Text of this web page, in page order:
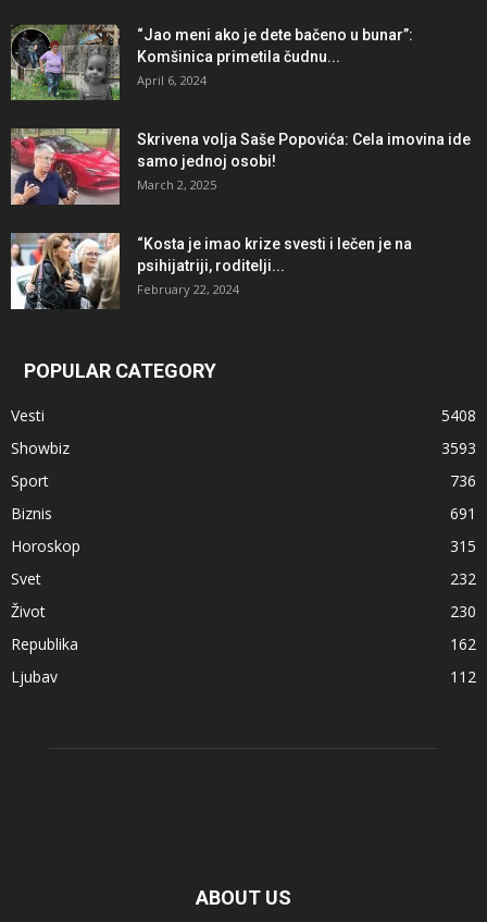
“Jao meni ako je dete bačeno u bunar”:
Komšinica primetila čudnu...
April 6, 2024
Skrivena volja Saše Popovića: Cela imovina ide
samo jednoj osobi!
March 2, 2025
“Kosta je imao krize svesti i lečen je na
psihijatriji, roditelji...
February 22, 2024
POPULAR CATEGORY
Vesti
5408
Showbiz
3593
Sport
736
Biznis
691
Horoskop
315
Svet
232
Život
230
Republika
162
Ljubav
112
ABOUT US